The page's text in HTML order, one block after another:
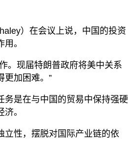
）在会议上说，中国的投资
。
。现届特朗普政府将美中关系
更加困难。”
务是在与中国的贸易中保持强硬
。
立性，摆脱对国际产业链的依